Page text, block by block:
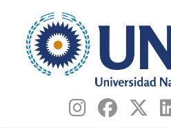
contenido
principal